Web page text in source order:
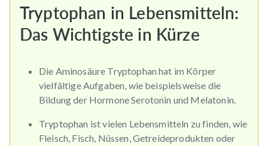
Tryptophan in Lebensmitteln:
Das Wichtigste in Kürze
Die Aminosäure Tryptophan hat im Körper
vielfältige Aufgaben, wie beispielsweise die
Bildung der Hormone Serotonin und Melatonin.
Tryptophan ist vielen Lebensmitteln zu finden, wie
Fleisch, Fisch, Nüssen, Getreideprodukten oder